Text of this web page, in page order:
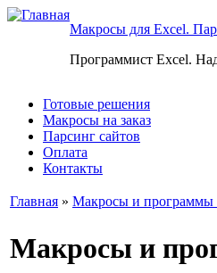
Макросы для Excel.
Программист Excel.
Готовые решения
Макросы на заказ
Парсинг сайтов
Оплата
Контакты
Главная » Макросы и программы
Макросы и